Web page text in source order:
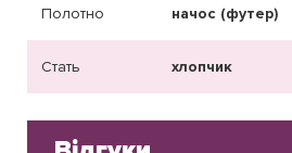
Полотно начос (футер)
Стать хлопчик